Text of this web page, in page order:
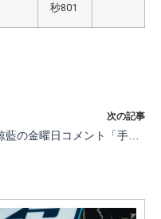
秒801
次の記事
小椋藍の金曜日コメント「手の状態は朝はよかったけれど午後はあまりよくありませんでした」【MotoGP第17戦日本 金曜日】